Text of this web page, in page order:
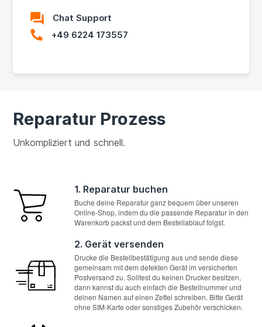
Chat Support
+49 6224 173557
Reparatur Prozess
Unkompliziert und schnell.
1. Reparatur buchen
Buche deine Reparatur ganz bequem über unseren
Online-Shop, indem du die passende Reparatur in den
Warenkorb packst und dem Bestellablauf folgst.
2. Gerät versenden
Drucke die Bestellbestätigung aus und sende diese
gemeinsam mit dem defekten Gerät im versicherten
Postversand zu. Solltest du keinen Drucker besitzen,
dann kannst du auch einfach die Bestellnummer und
deinen Namen auf einen Zettel schreiben. Bitte Gerät
ohne SIM-Karte oder sonstiges Zubehör verschicken.